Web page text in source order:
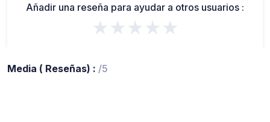
Añadir una reseña para ayudar a otros usuarios :
★★★★★
Media ( Reseñas) : /5